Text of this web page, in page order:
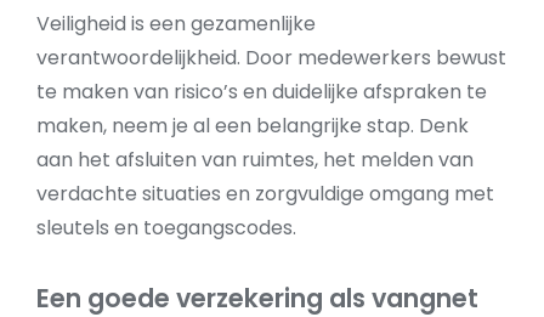
Veiligheid is een gezamenlijke
verantwoordelijkheid. Door medewerkers bewust
te maken van risico’s en duidelijke afspraken te
maken, neem je al een belangrijke stap. Denk
aan het afsluiten van ruimtes, het melden van
verdachte situaties en zorgvuldige omgang met
sleutels en toegangscodes.
Een goede verzekering als vangnet